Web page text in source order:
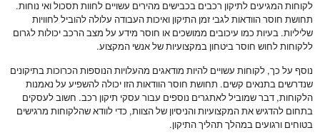
לקוחות המגיעים לתיקון רכבים בכבישים מהירים עשויים לחוות תסכול ואי נוחות.
תחושת חוסר הוודאות לגבי זמן התיקון ואיכות העבודה עלולה להוביל לחוויות
שליליות. בעיות כמו עיכובים ממושכים או חוסר מידע על מצב הרכב יכולות לגרום
ללקוחות לחוש חוסר ביטחון במקצועיות של אנשי המקצוע.
נוסף על כך, לקוחות עשויים להיות מודאגים מהעלויות הנוספות הכרוכות בתיקונים
שנדרשים בתנאים קשים. תחושת חוסר הוודאות הזו יכולה להשפיע על נאמנות
הלקוחות, דבר שמוביל לאתגרים נוספים עבור עסקי תיקון רכב. חשוב לעסקים
בתחום להדגיש את המקצועיות והניסיון של הצוות, כדי לוודא שהלקוחות מרגישים
בטוחים ורגועים במהלך תהליך התיקון.